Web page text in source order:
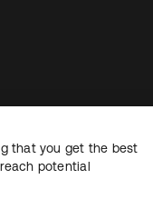
イト利用規約セキュリティ
that you get the best
potential